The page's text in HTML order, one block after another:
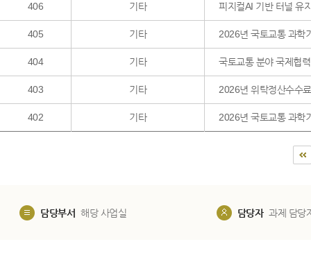
406 기타 피지컬AI 기반 터널 유
405 기타 2026년 국토교통 과학
404 기타 국토교통 분야 국제협
403 기타 2026년 위탁정산수수
402 기타 2026년 국토교통 과학
담당부서 해당 사업실 담당자 과제 담당